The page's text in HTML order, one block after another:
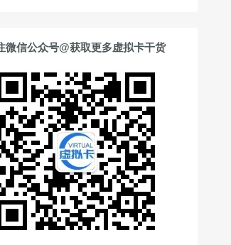
微信公众号@获取更多虚拟卡干货